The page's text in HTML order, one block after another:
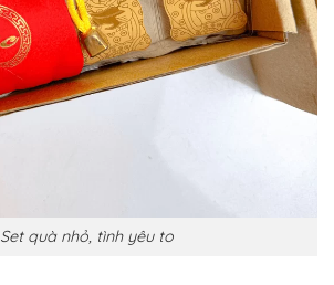
Set quà nhỏ, tình yêu to